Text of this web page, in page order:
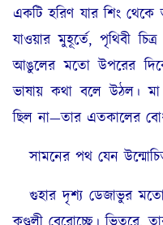
একটি হরিণ যার শিং থেকে
যাওয়ার মুহূর্তে, পৃথিবী
আঙুলের মতো উপরের
ভাষায় কথা বলে উঠল। মা
ছিল না—তার এতকালের
সামনের পথ যেন
গুহার দৃশ্য ডেজাভুর মতো